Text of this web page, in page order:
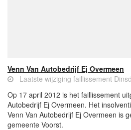
Venn Van Autobedrijf Ej Overmeen
Laatste wijziging faillissement
Op 17 april 2012 is het faillissement
Autobedrijf Ej Overmeen. Het
Venn Van Autobedrijf Ej Overmeen is
gemeente Voorst.